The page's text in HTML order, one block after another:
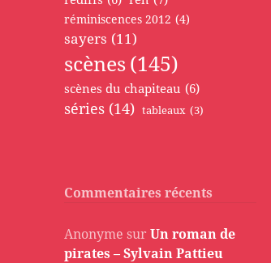
réminiscences 2012 (4)
sayers (11)
scènes(145)
scènes du chapiteau (6)
séries (14) tableaux (3)
Commentaires récents
Anonyme surUn roman de
pirates – Sylvain Pattieu